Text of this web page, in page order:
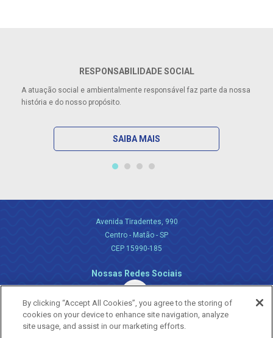
RESPONSABILIDADE SOCIAL
A atuação social e ambientalmente responsável faz parte da nossa
história e do nosso propósito.
SAIBA MAIS
Avenida Tiradentes, 990
Centro - Matão - SP
CEP 15990-185
Nossas Redes Sociais
By clicking “Accept All Cookies”, you agree to the storing of
cookies on your device to enhance site navigation, analyze
site usage, and assist in our marketing efforts.